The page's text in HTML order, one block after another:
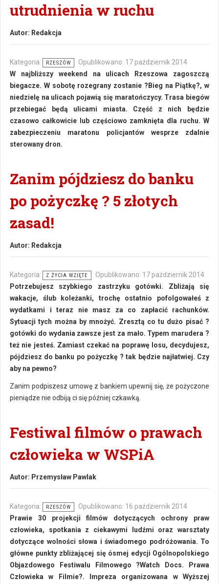
utrudnienia w ruchu
Autor: Redakcja
Kategoria: RZESZÓW
Opublikowano: 17 październik 2014
W najbliższy weekend na ulicach Rzeszowa zagoszczą
biegacze. W sobotę rozegrany zostanie ?Bieg na Piątkę?, w
niedzielę na ulicach pojawią się maratończycy. Trasa biegów
przebiegać będą ulicami miasta. Część z nich będzie
czasowo całkowicie lub częściowo zamknięta dla ruchu. W
zabezpieczeniu maratonu policjantów wesprze zdalnie
sterowany dron.
Zanim pójdziesz do banku
po pożyczkę ? 5 złotych
zasad!
Autor: Redakcja
Kategoria: Z ŻYCIA WZIĘTE
Opublikowano: 17 październik 2014
Potrzebujesz szybkiego zastrzyku gotówki. Zbliżają się
wakacje, ślub koleżanki, trochę ostatnio pofolgowałeś z
wydatkami i teraz nie masz za co zapłacić rachunków.
Sytuacji tych można by mnożyć. Zresztą co tu dużo pisać ?
gotówki do wydania zawsze jest za mało. Typem marudera ?
też nie jesteś. Zamiast czekać na poprawę losu, decydujesz,
pójdziesz do banku po pożyczkę ? tak będzie najłatwiej. Czy
aby na pewno?
Zanim podpiszesz umowę z bankiem upewnij się, że pożyczone
pieniądze nie odbiją ci się później czkawką.
Festiwal filmów o prawach
człowieka w WSPiA
Autor: Przemysław Pawlak
Kategoria: RZESZÓW
Opublikowano: 16 październik 2014
Prawie 30 projekcji filmów dotyczących ochrony praw
człowieka, spotkania z ciekawymi ludźmi oraz warsztaty
dotyczące wolności słowa i świadomego podróżowania. To
główne punkty zbliżającej się ósmej edycji Ogólnopolskiego
Objazdowego Festiwalu Filmowego ?Watch Docs. Prawa
Człowieka w Filmie?. Impreza organizowana w Wyższej